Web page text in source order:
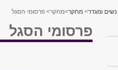
נשים ומגדר> מחקר>מחקר> פרסומי הסגל
פרסומי הסגל